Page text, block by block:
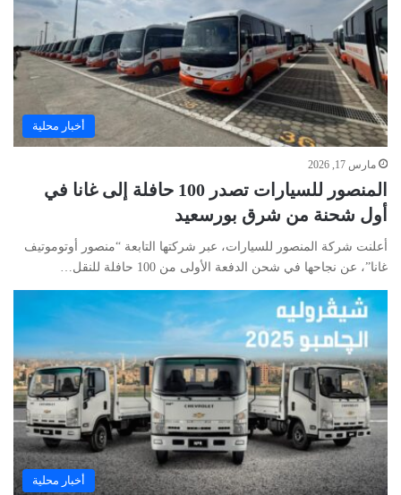
أخبار محلية
مارس 17, 2026
المنصور للسيارات تصدر 100 حافلة إلى غانا في
أول شحنة من شرق بورسعيد
أعلنت شركة المنصور للسيارات، عبر شركتها التابعة “منصور أوتوموتيف
غانا”، عن نجاحها في شحن الدفعة الأولى من 100 حافلة للنقل…
أخبار محلية